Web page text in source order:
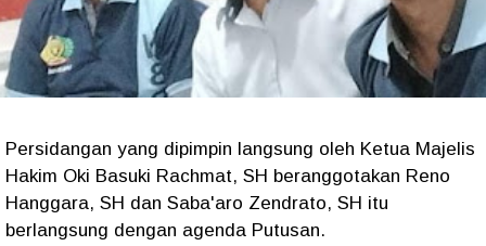
Persidangan yang dipimpin langsung oleh Ketua Majelis
Hakim Oki Basuki Rachmat, SH beranggotakan Reno
Hanggara, SH dan Saba'aro Zendrato, SH itu
berlangsung dengan agenda Putusan.